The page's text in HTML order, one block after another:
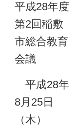
平成28年度
第2回稲敷
市総合教育
会議
平成28年
8月25日
（木）